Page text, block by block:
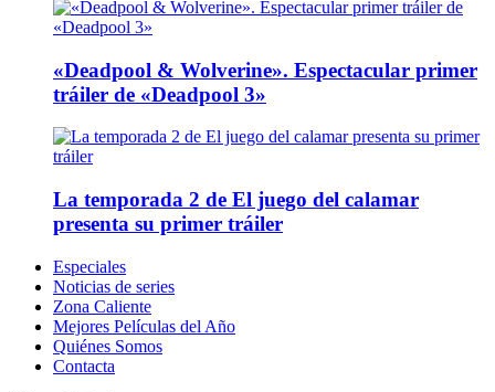
«Deadpool & Wolverine». Espectacular primer
tráiler de «Deadpool 3»
La temporada 2 de El juego del calamar
presenta su primer tráiler
Especiales
Noticias de series
Zona Caliente
Mejores Películas del Año
Quiénes Somos
Contacta